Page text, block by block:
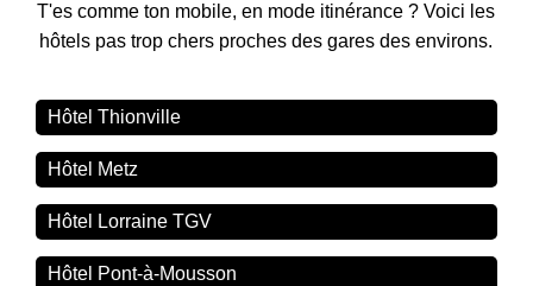
T'es comme ton mobile, en mode itinérance ? Voici les
hôtels pas trop chers proches des gares des environs.
Hôtel Thionville
Hôtel Metz
Hôtel Lorraine TGV
Hôtel Pont-à-Mousson